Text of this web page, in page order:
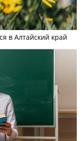
в Алтайский край